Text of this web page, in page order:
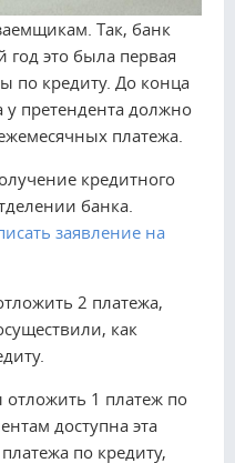
Так, банк
год это была первая
по кредиту. До конца
у претендента должно
платежа.
кредитного
банка.
заявление на
2 платежа,
как
отложить 1 платеж по
доступна эта
по кредиту,